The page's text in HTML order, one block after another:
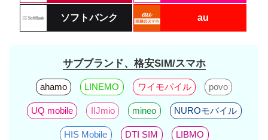
ソフトバンク au
サブブランド、格安SIM/スマホ
ahamo LINEMO ワイモバイル povo
UQ mobile IIJmio mineo NUROモバイル
HIS Mobile DTI SIM LIBMO